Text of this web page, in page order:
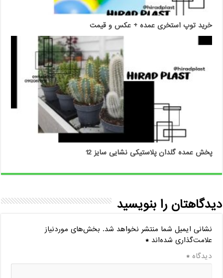
خرید توپ استخری عمده + عکس و قیمت
پخش عمده گلدان پلاستیکی نشایی سایز 12
دیدگاهتان را بنویسید
نشانی ایمیل شما منتشر نخواهد شد. بخش‌های موردنیاز
علامت‌گذاری شده‌اند*
دیدگاه*